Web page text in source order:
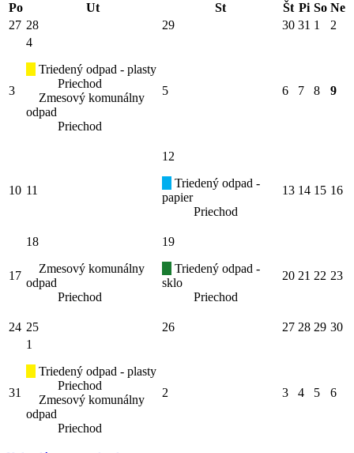
Po
Ut St Št Pi So Ne
27 28 29 30 31 1 2
3
4
Triedený odpad - plasty
Priechod
Zmesový komunálny
odpad
Priechod
5 6 7 8 9
10 11
12
Triedený odpad -
papier
Priechod
13 14 15 16
17
18
Zmesový komunálny
odpad
Priechod
19
Triedený odpad -
sklo
Priechod
20 21 22 23
24 25 26 27 28 29 30
31
1
Triedený odpad - plasty
Priechod
Zmesový komunálny
odpad
Priechod
2 3 4 5 6